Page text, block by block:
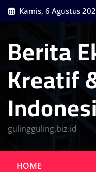
Skip
to
Kamis, 6 Agustus
Berita
Kreatif
gulingguling.biz.id
HOME